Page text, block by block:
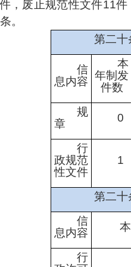
，废止规范性文件11件
条。
第二十
信
息内容
本
年制发
件数
规
章
0
行
政规范
性文件
1
第二十
信
息内容
行